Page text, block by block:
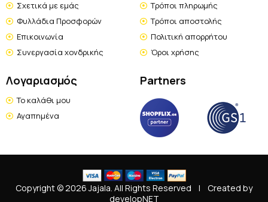
Σχετικά με εμάς
Φυλλάδια Προσφορών
Επικοινωνία
Συνεργασία χονδρικής
Τρόποι πληρωμής
Τρόποι αποστολής
Πολιτική απορρήτου
Όροι χρήσης
Λογαριασμός
Το καλάθι μου
Αγαπημένα
Partners
Copyright © 2026 Jajala. All Rights Reserved |
Created by
developNET